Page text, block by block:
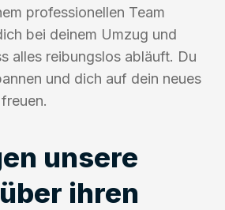
professionellen Team
bei deinem Umzug und
alles reibungslos abläuft. Du
und dich auf dein neues
unsere
ihren